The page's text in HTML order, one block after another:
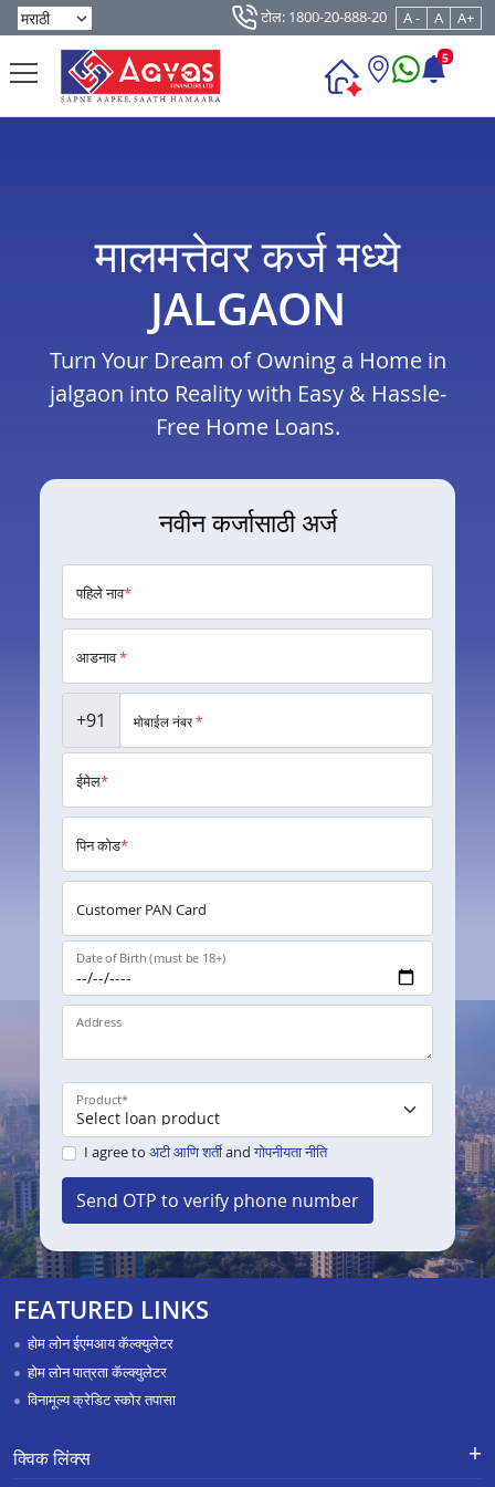
टोल: 1800-20-888-20 A - A A+
5
मालमत्तेवर कर्ज मध्ये
JALGAON
Turn Your Dream of Owning a Home in
jalgaon into Reality with Easy & Hassle-
Free Home Loans.
नवीन कर्जासाठी अर्ज
पहिले नाव*
आडनाव*
+91 मोबाईल नंबर*
ईमेल*
पिन कोड*
Customer PAN Card
Date of Birth (must be 18+)
Address
Product*
I agree to अटी आणि शर्तीand गोपनीयता नीति
Send OTP to verify phone number
FEATURED LINKS
होम लोन ईएमआय कॅल्क्युलेटर
होम लोन पात्रता कॅल्क्युलेटर
विनामूल्य क्रेडिट स्कोर तपासा
क्विक लिंक्स